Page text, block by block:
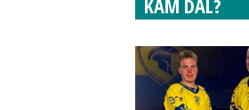
KAM DÁL?